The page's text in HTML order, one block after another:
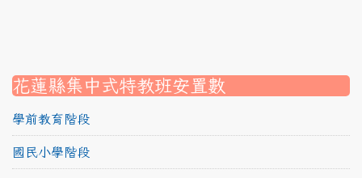
花蓮縣集中式特教班安置數
學前教育階段
國民小學階段